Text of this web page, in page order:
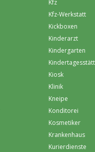
Kfz
Kfz-Werkstatt
Kickboxen
Kinderarzt
Kindergarten
Kiosk
Klinik
Kneipe
Konditorei
Kosmetiker
Krankenhaus
Kurierdienste